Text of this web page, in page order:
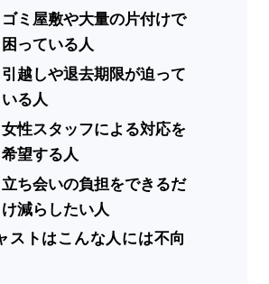
ゴミ屋敷や大量の片付けで
困っている人
引越しや退去期限が迫って
いる人
女性スタッフによる対応を
希望する人
立ち会いの負担をできるだ
け減らしたい人
ストはこんな人には不向